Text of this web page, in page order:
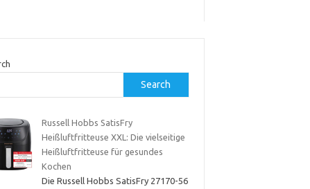
Search
Russell Hobbs SatisFry
Heißluftfritteuse XXL: Die vielseitige
Heißluftfritteuse für gesundes
Kochen
Die Russell Hobbs SatisFry 27170-56